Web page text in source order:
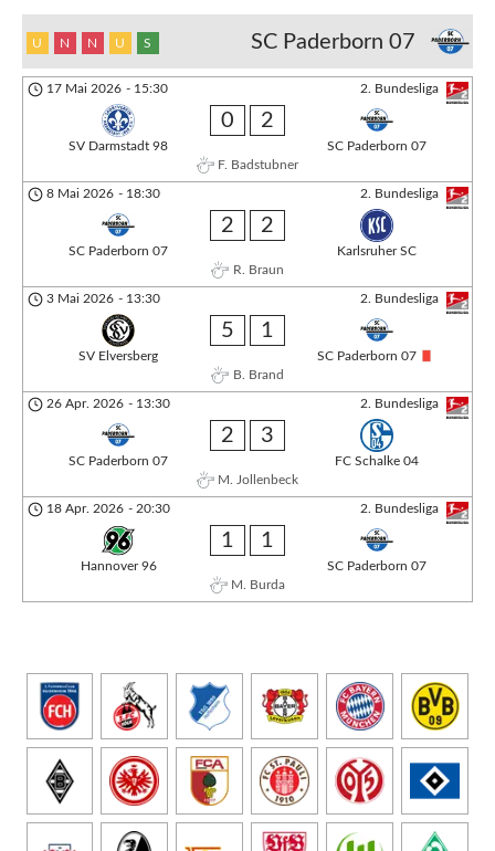
SC Paderborn 07
U N N U S
2. Bundesliga
17 Mai 2026 - 15:30
SV Darmstadt 98
0 2
SC Paderborn 07
F. Badstubner
2. Bundesliga
8 Mai 2026 - 18:30
SC Paderborn 07
2 2
Karlsruher SC
R. Braun
2. Bundesliga
3 Mai 2026 - 13:30
SV Elversberg
5 1
SC Paderborn 07
B. Brand
2. Bundesliga
26 Apr. 2026 - 13:30
SC Paderborn 07
2 3
FC Schalke 04
M. Jollenbeck
2. Bundesliga
18 Apr. 2026 - 20:30
Hannover 96
1 1
SC Paderborn 07
M. Burda